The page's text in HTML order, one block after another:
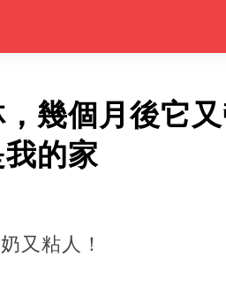
幾個月後它
的家
又粘人！